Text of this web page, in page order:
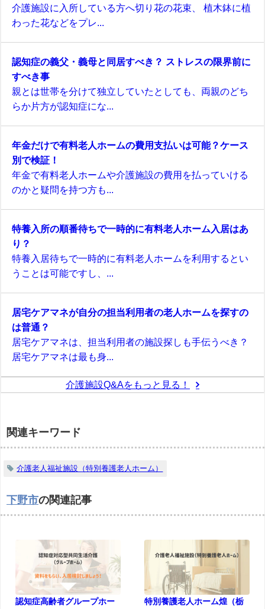
介護施設に入所している方へ切り花の花束、 植木鉢に植
わった花などをプレ...
認知症の義父・義母と同居すべき？ ストレスの限界前に
すべき事
親とは世帯を分けて独立していたとしても、両親のどち
らか片方が認知症にな...
年金だけで有料老人ホームの費用支払いは可能？ケース
別で検証！
年金で有料老人ホームや介護施設の費用を払っていける
のかと疑問を持つ方も...
特養入所の順番待ちで一時的に有料老人ホーム入居はあ
り？
特養入居待ちで一時的に有料老人ホームを利用するとい
うことは可能ですし、...
居宅ケアマネが自分の担当利用者の老人ホームを探すの
は普通？
居宅ケアマネは、担当利用者の施設探しも手伝うべき？
居宅ケアマネは最も身...
介護施設Q&Aをもっと見る！
関連キーワード
介護老人福祉施設（特別養護老人ホーム）
下野市の関連記事
認知症高齢者グループホー
特別養護老人ホーム煌（栃